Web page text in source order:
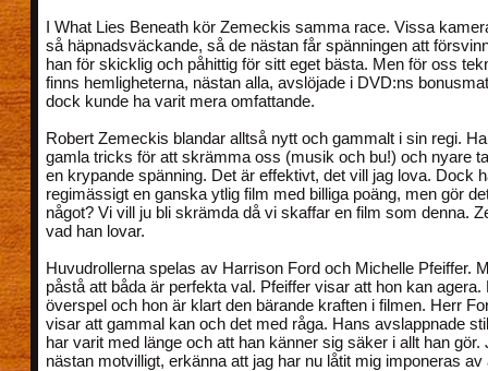
I What Lies Beneath kör Zemeckis samma race. Vissa
så häpnadsväckande, så de nästan får spänningen att
han för skicklig och påhittig för sitt eget bästa. Men för oss
finns hemligheterna, nästan alla, avslöjade i DVD:ns
dock kunde ha varit mera omfattande.
Robert Zemeckis blandar alltså nytt och gammalt i sin regi.
gamla tricks för att skrämma oss (musik och bu!) och nyare
en krypande spänning. Det är effektivt, det vill jag lova. Dock
regimässigt en ganska ytlig film med billiga poäng, men gör
något? Vi vill ju bli skrämda då vi skaffar en film som denna.
vad han lovar.
Huvudrollerna spelas av Harrison Ford och Michelle Pfeiffer.
påstå att båda är perfekta val. Pfeiffer visar att hon kan agera.
överspel och hon är klart den bärande kraften i filmen. Herr
visar att gammal kan och det med råga. Hans avslappnade
har varit med länge och att han känner sig säker i allt han gör.
nästan motvilligt, erkänna att jag har nu låtit mig imponeras av